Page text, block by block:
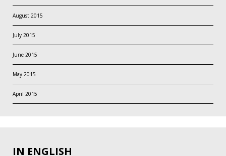
August 2015
July 2015
June 2015
May 2015
April 2015
IN ENGLISH